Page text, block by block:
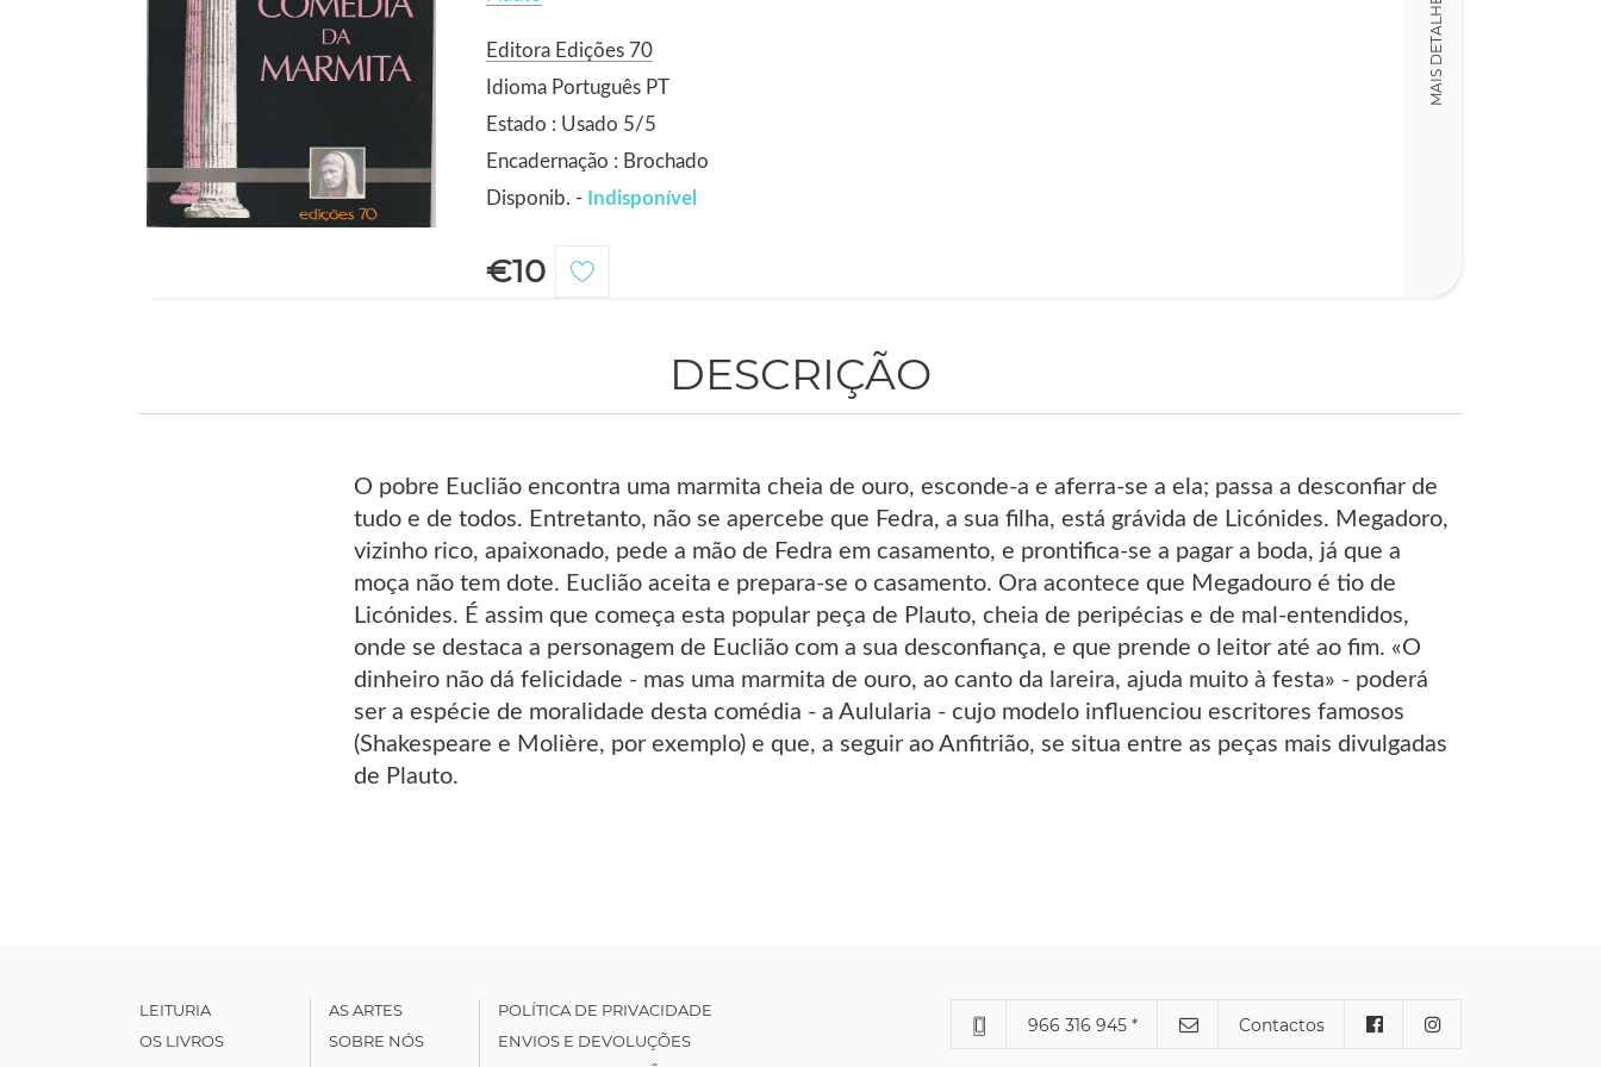
Editora Edições 70
Idioma Português PT
Estado : Usado 5/5
Encadernação : Brochado
Disponib. - Indisponível
€10
MAIS DETALHES
DESCRIÇÃO
O pobre Euclião encontra uma marmita cheia de ouro, esconde-a e aferra-se a ela; passa a desconfiar de
tudo e de todos. Entretanto, não se apercebe que Fedra, a sua filha, está grávida de Licónides. Megadoro,
vizinho rico, apaixonado, pede a mão de Fedra em casamento, e prontifica-se a pagar a boda, já que a
moça não tem dote. Euclião aceita e prepara-se o casamento. Ora acontece que Megadouro é tio de
Licónides. É assim que começa esta popular peça de Plauto, cheia de peripécias e de mal-entendidos,
onde se destaca a personagem de Euclião com a sua desconfiança, e que prende o leitor até ao fim. «O
dinheiro não dá felicidade - mas uma marmita de ouro, ao canto da lareira, ajuda muito à festa» - poderá
ser a espécie de moralidade desta comédia - a Aulularia - cujo modelo influenciou escritores famosos
(Shakespeare e Molière, por exemplo) e que, a seguir ao Anfitrião, se situa entre as peças mais divulgadas
de Plauto.
LEITURIA
OS LIVROS
AS ARTES
SOBRE NÓS
POLÍTICA DE PRIVACIDADE
ENVIOS E DEVOLUÇÕES
966 316 945 * Contactos